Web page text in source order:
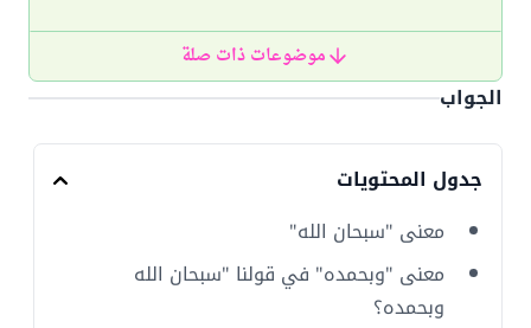
موضوعات ذات صلة
الجواب
جدول المحتويات
معنى "سبحان الله"
معنى "وبحمده" في قولنا "سبحان الله
وبحمده؟